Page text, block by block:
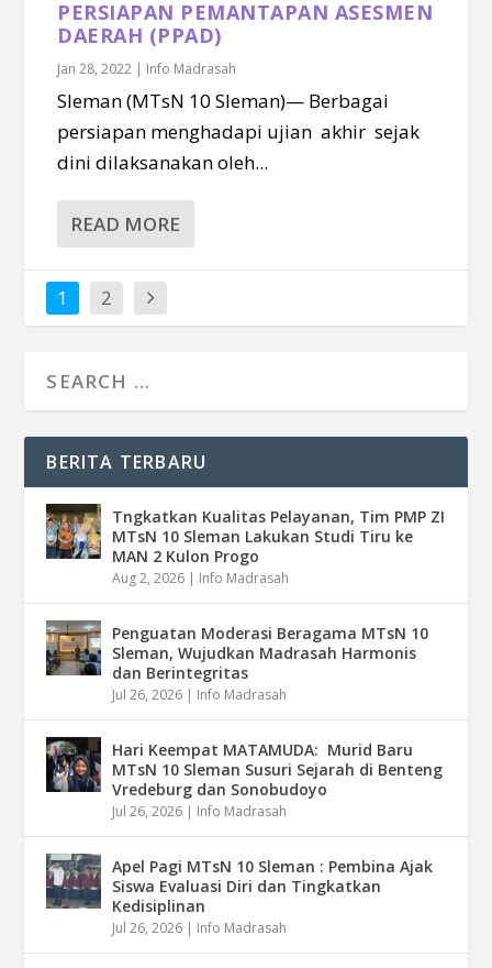
PERSIAPAN PEMANTAPAN ASESMEN
DAERAH (PPAD)
Jan 28, 2022 | Info Madrasah
Sleman (MTsN 10 Sleman)— Berbagai
persiapan menghadapi ujian akhir sejak
dini dilaksanakan oleh...
READ MORE
1 2
BERITA TERBARU
Tngkatkan Kualitas Pelayanan, Tim PMP ZI
MTsN 10 Sleman Lakukan Studi Tiru ke
MAN 2 Kulon Progo
Aug 2, 2026 | Info Madrasah
Penguatan Moderasi Beragama MTsN 10
Sleman, Wujudkan Madrasah Harmonis
dan Berintegritas
Jul 26, 2026 | Info Madrasah
Hari Keempat MATAMUDA: Murid Baru
MTsN 10 Sleman Susuri Sejarah di Benteng
Vredeburg dan Sonobudoyo
Jul 26, 2026 | Info Madrasah
Apel Pagi MTsN 10 Sleman : Pembina Ajak
Siswa Evaluasi Diri dan Tingkatkan
Kedisiplinan
Jul 26, 2026 | Info Madrasah